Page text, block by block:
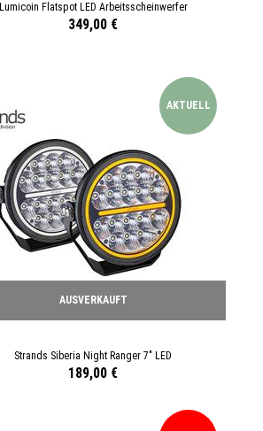
Lumicoin Flatspot LED Arbeitsscheinwerfer
349,00 €
AKTUELL
AUSVERKAUFT
Strands Siberia Night Ranger 7" LED
189,00 €